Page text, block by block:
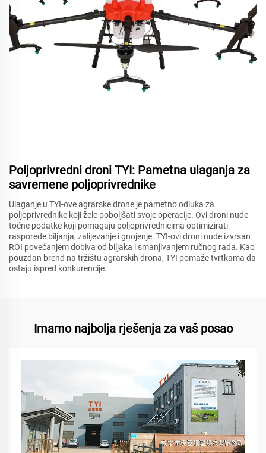
Poljoprivredni droni TYI: Pametna ulaganja za
savremene poljoprivrednike
Ulaganje u TYI-ove agrarske drone je pametno odluka za
poljoprivrednike koji žele poboljšati svoje operacije. Ovi droni nude
točne podatke koji pomagaju poljoprivrednicima optimizirati
rasporede biljanja, zalijevanje i gnojenje. TYI-ovi droni nude izvrsan
ROI povećanjem dobiva od biljaka i smanjivanjem ručnog rada. Kao
pouzdan brend na tržištu agrarskih drona, TYI pomaže tvrtkama da
ostaju ispred konkurencije.
Imamo najbolja rješenja za vaš posao